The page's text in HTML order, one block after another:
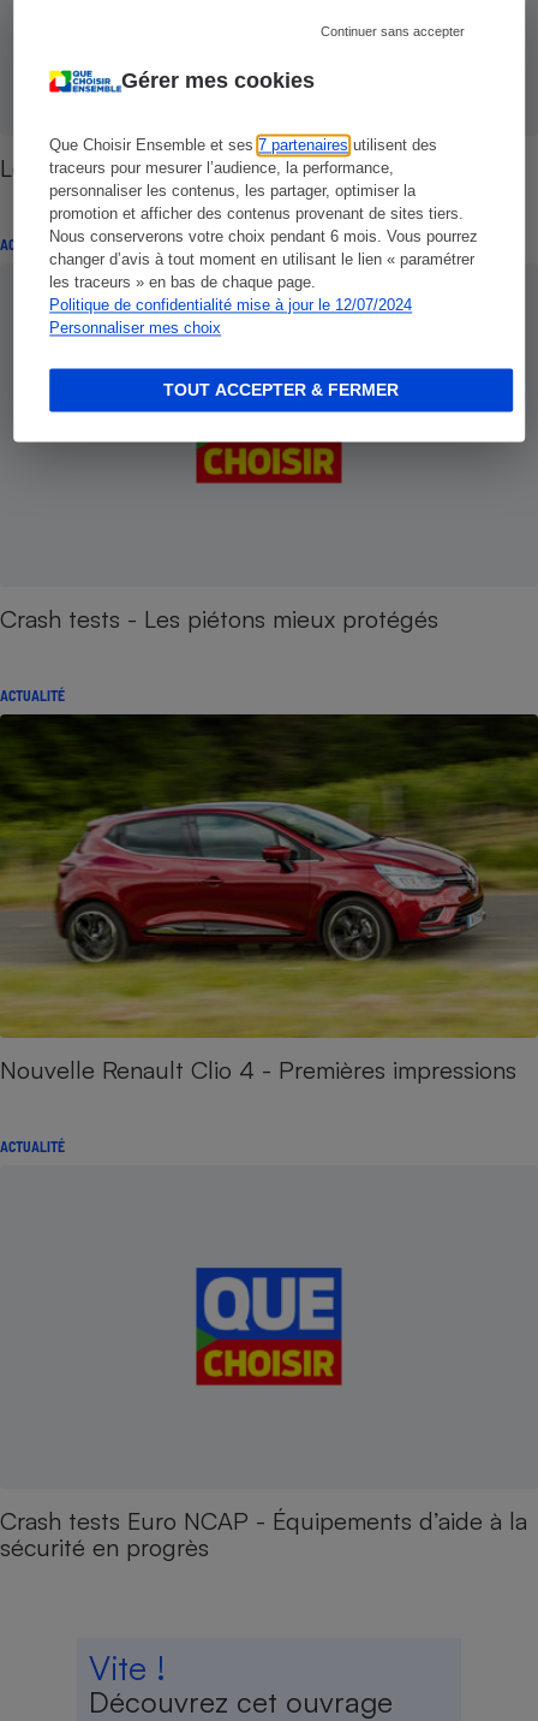
Gérer mes cookies
Que Choisir Ensemble et ses7 partenaires utilisent des
traceurs pour mesurer l’audience, la performance,
personnaliser les contenus, les partager, optimiser la
promotion et afficher des contenus provenant de sites tiers.
Nous conserverons votre choix pendant 6 mois. Vous pourrez
changer d’avis à tout moment en utilisant le lien « paramétrer
les traceurs » en bas de chaque page.
Politique de confidentialité mise à jour le 12/07/2024
Personnaliser mes choix
Continuer sans accepter
TOUT ACCEPTER & FERMER
Les voitures à bas coût... valent-elles le coup ?
ACTUALITÉ
Crash tests - Les piétons mieux protégés
ACTUALITÉ
Nouvelle Renault Clio 4 - Premières impressions
ACTUALITÉ
Crash tests Euro NCAP - Équipements d’aide à la
sécurité en progrès
Vite !
Découvrez cet ouvrage